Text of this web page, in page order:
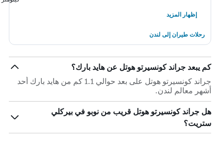
إظهار المزيد
رحلات طيران إلى لندن
كم يبعد جراند كونسيرتو هوتل عن هايد بارك؟
جراند كونسيرتو هوتل على بعد حوالي 1.1 كم من هايد بارك أحد
أشهر معالم لندن.
هل جراند كونسيرتو هوتل قريب من نوبو في بيركلي
ستريت؟